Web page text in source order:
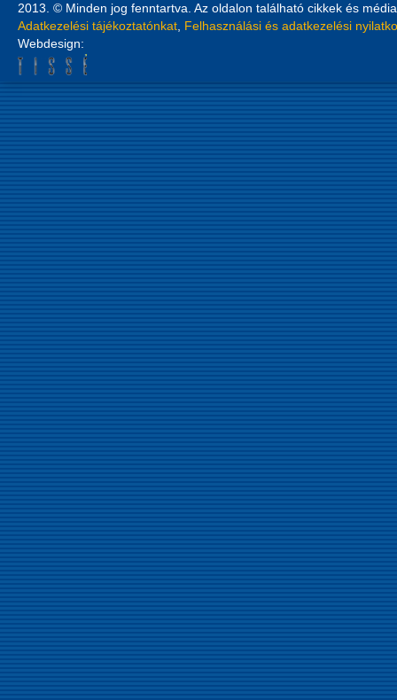
2013. © Minden jog fenntartva. Az oldalon található cikkek és
Adatkezelési tájékoztatónkat Felhasználási és adatkezelési
Webdesign: